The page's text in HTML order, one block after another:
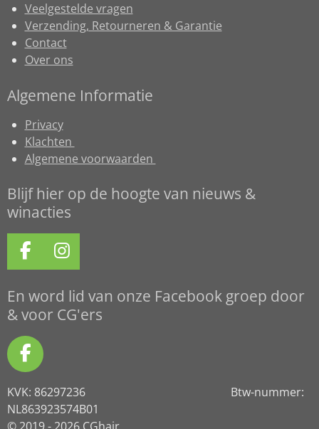
Veelgestelde vragen
Verzending, Retourneren & Garantie
Contact
Over ons
Algemene Informatie
Privacy
Klachten
Algemene voorwaarden
Blijf hier op de hoogte van nieuws &
winacties
F
a
c
e
b
o
o
k
I
n
s
t
a
m
En word lid van onze Facebook groep door
& voor CG'ers
F
a
c
e
KVK: 86297236 Btw-nummer:
NL863923574B01